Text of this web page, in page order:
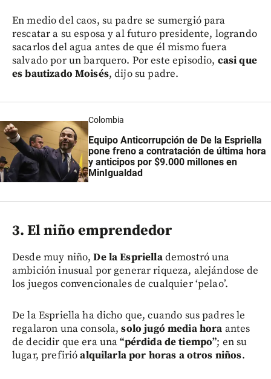
En medio del caos, su padre se sumergió para
rescatar a su esposa y al futuro presidente, logrando
sacarlos del agua antes de que él mismo fuera
salvado por un barquero. Por este episodio, casi que
es bautizado Moisés, dijo su padre.
Colombia
Equipo Anticorrupción de De la Espriella
pone freno a contratación de última hora
y anticipos por $9.000 millones en
MinIgualdad
3. El niño emprendedor
Desde muy niño,De la Espriellademostró una
ambición inusual por generar riqueza, alejándose de
los juegos convencionales de cualquier ‘pelao’.
De la Espriella ha dicho que, cuando sus padres le
regalaron una consola,solo jugó media hora antes
de decidir que era una“pérdida de tiempo”; en su
lugar, prefirióalquilarla por horas a otros niños.